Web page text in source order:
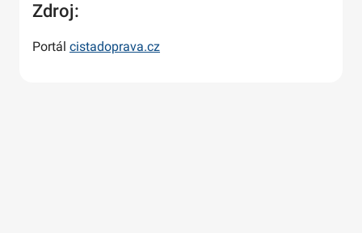
Zdroj:
Portál cistadoprava.cz